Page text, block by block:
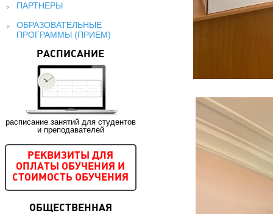
ПАРТНЕРЫ
ОБРАЗОВАТЕЛЬНЫЕ
ПРОГРАММЫ (ПРИЕМ)
РАСПИСАНИЕ
расписание занятий для студентов
и преподавателей
РЕКВИЗИТЫ ДЛЯ
ОПЛАТЫ ОБУЧЕНИЯ И
СТОИМОСТЬ ОБУЧЕНИЯ
ОБЩЕСТВЕННАЯ